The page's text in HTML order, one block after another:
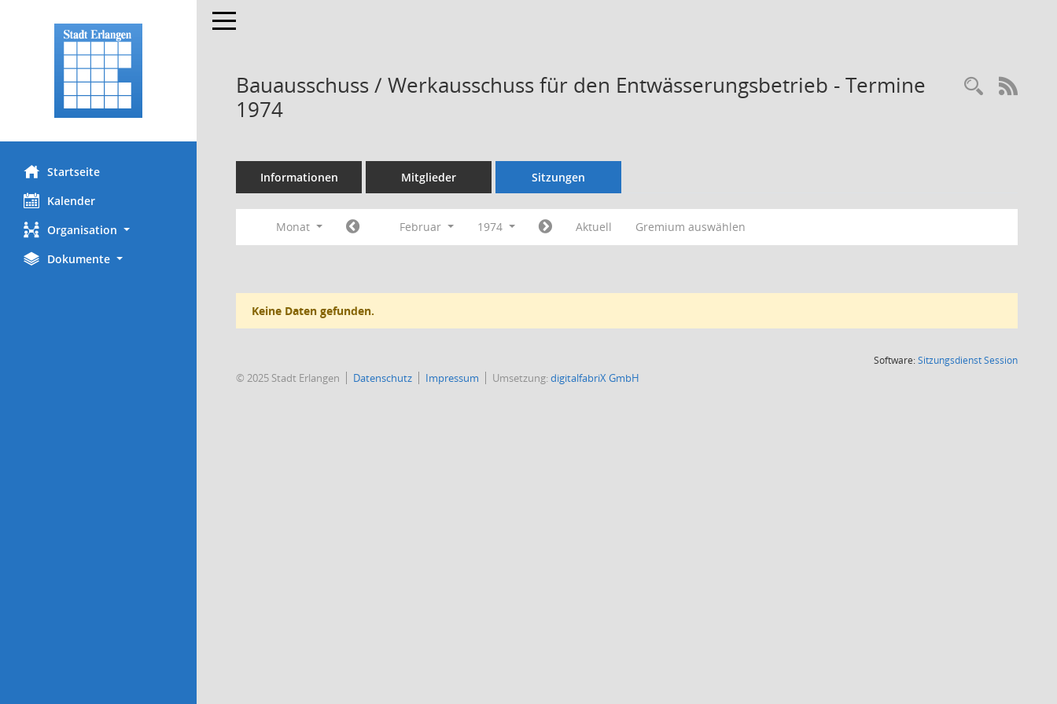
Startseite
Kalender
Organisation
Dokumente
Toggle navigation
Bauausschuss / Werkausschuss für den Entwässerungsbetrieb - Termine
1974
Informationen Mitglieder Sitzungen
Monat Februar 1974 Aktuell Gremium auswählen
Keine Daten gefunden.
Software:SitzungsdienstSession(Wird in
© 2025 Stadt Erlangen Datenschutz Impressum Umsetzung:digitalfabriX GmbH